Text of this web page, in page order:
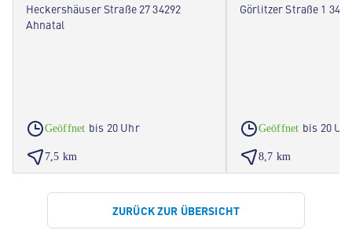
Heckershäuser Straße 27 34292
Ahnatal
Geöffnet bis 20 Uhr
7,5 km
Görlitzer Straße 1
Geöffnet bis 20
8,7 km
ZURÜCK ZUR ÜBERSICHT